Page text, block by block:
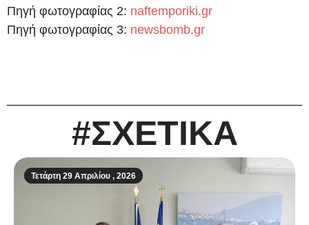
Πηγή φωτογραφίας 2: naftemporiki.gr
Πηγή φωτογραφίας 3: newsbomb.gr
#ΣΧΕΤΙΚΑ
Τετάρτη 29 Απριλίου , 2026